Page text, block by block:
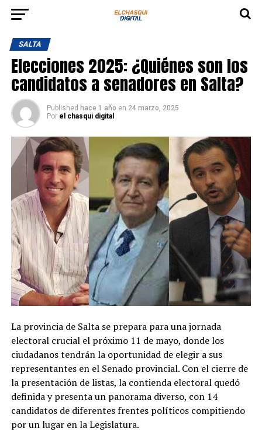
SALTA
Elecciones 2025: ¿Quiénes son los
candidatos a senadores en Salta?
Published hace 1 año en 24 marzo, 2025
Por el chasqui digital
La provincia de Salta se prepara para una jornada
electoral crucial el próximo 11 de mayo, donde los
ciudadanos tendrán la oportunidad de elegir a sus
representantes en el Senado provincial. Con el cierre de
la presentación de listas, la contienda electoral quedó
definida y presenta un panorama diverso, con 14
candidatos de diferentes frentes políticos compitiendo
por un lugar en la Legislatura.